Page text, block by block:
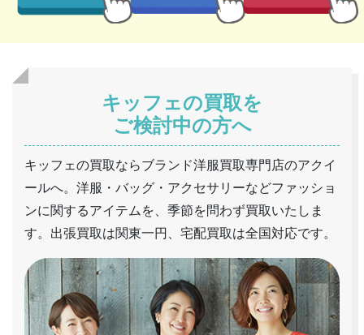
キッフェの買取を
ご検討中の方へ
キッフェの買取ならブランド洋服買取専門店のアクイ
ールへ。洋服・バッグ・アクセサリーなどファッショ
ンに関するアイテムを、季節を問わず買取いたしま
す。出張買取は関東一円、宅配買取は全国対応です。